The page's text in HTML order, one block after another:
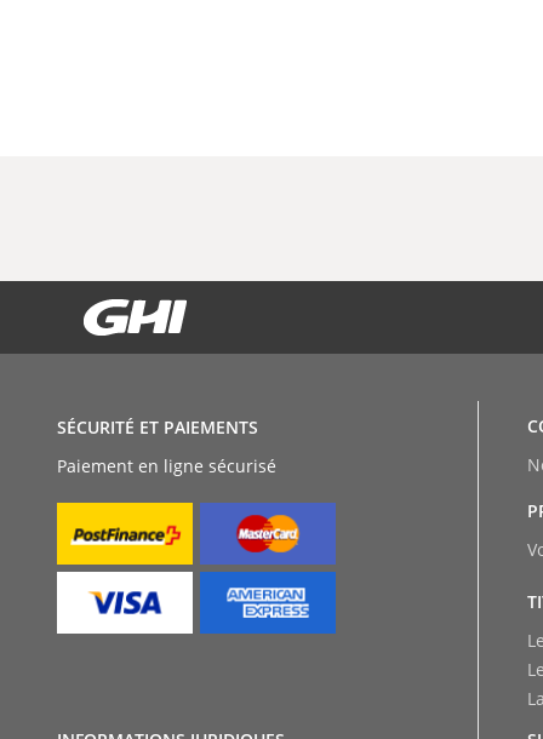
Paiement en ligne sécurisé
SÉCURITÉ ET PAIEMENTS